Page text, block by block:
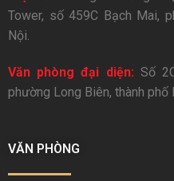
Tower, số 459C Bạch Mai,
Nội.
Văn phòng đại diện: Số
phường Long Biên, thành phố
VĂN PHÒNG